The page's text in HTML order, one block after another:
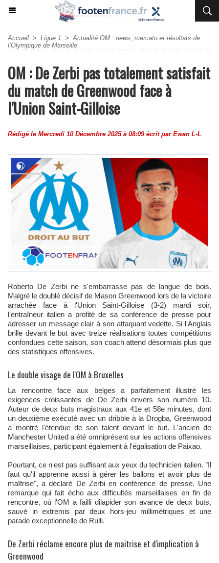
Accueil > Ligue 1 > Actualité OM : news, mercato et résultats de
l’Olympique de Marseille
OM : De Zerbi pas totalement satisfait
du match de Greenwood face à
l'Union Saint-Gilloise
Rédigé le Mercredi 10 Décembre 2025 à 08:09 écrit par Ewan L-L
Roberto De Zerbi ne s'embarrasse pas de langue de bois.
Malgré le doublé décisif de Mason Greenwood lors de la victoire
arrachée face à l'Union Saint-Gilloise (3-2) mardi soir,
l'entraîneur italien a profité de sa conférence de presse pour
adresser un message clair à son attaquant vedette. Si l'Anglais
brille devant le but avec treize réalisations toutes compétitions
confondues cette saison, son coach attend désormais plus que
des statistiques offensives.​
Le double visage de l'OM à Bruxelles
La rencontre face aux belges a parfaitement illustré les
exigences croissantes de De Zerbi envers son numéro 10.
Auteur de deux buts magistraux aux 41e et 58e minutes, dont
un deuxième exécuté avec un dribble à la Drogba, Greenwood
a montré l'étendue de son talent devant le but. L'ancien de
Manchester United a été omniprésent sur les actions offensives
marseillaises, participant également à l'égalisation de Paixao.​
Pourtant, ce n'est pas suffisant aux yeux du technicien italien. "Il
faut qu'il apprenne aussi à gérer les ballons et avoir plus de
maîtrise", a déclaré De Zerbi en conférence de presse. Une
remarque qui fait écho aux difficultés marseillaises en fin de
rencontre, où l'OM a failli dilapider son avance de deux buts,
sauvé in extremis par deux hors-jeu millimétriques et une
parade exceptionnelle de Rulli.​
De Zerbi réclame encore plus de maitrise et d'implication à
Greenwood